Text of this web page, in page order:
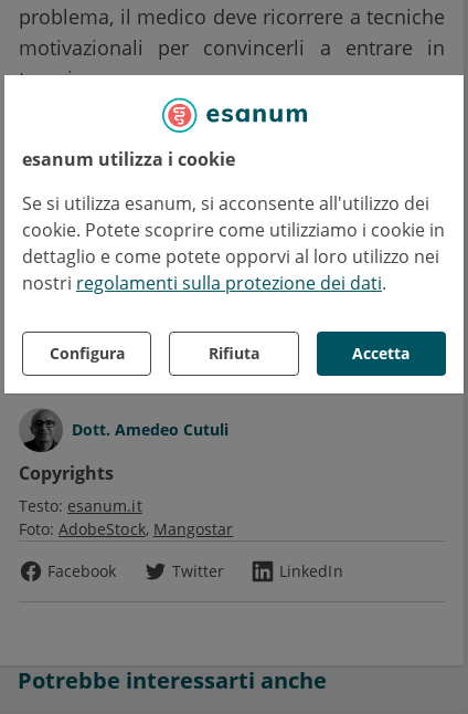
esanum utilizza i cookie
Se si utilizza esanum, si acconsente all'utilizzo dei
cookie. Potete scoprire come utilizziamo i cookie in
dettaglio e come potete opporvi al loro utilizzo nei
nostri regolamenti sulla protezione dei dati.
Configura Rifiuta Accetta
problema, il medico deve ricorrere a tecniche
motivazionali per convincerli a entrare in
terapia.
Fonte: Rajanala S, Maymone MBC, Vashi NA. Selfies-Living in the Era of Filtered
Photographs. JAMA Facial Plast Surg. 2018 Aug 2. doi:
10.1001/jamafacial.2018.0486.
Leggi di più su
Chirurgia plastica ricostruttiva ed estetica Psichiatria
Testo
Dott. Amedeo Cutuli
Copyrights
Testo: esanum.it
Foto: AdobeStock Mangostar
Facebook
Twitter LinkedIn
Potrebbe interessarti anche